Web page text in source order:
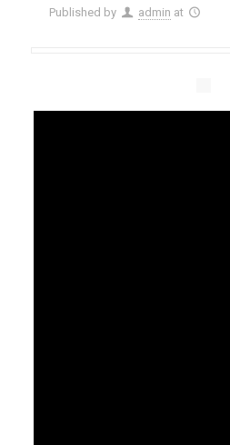
Published by admin at